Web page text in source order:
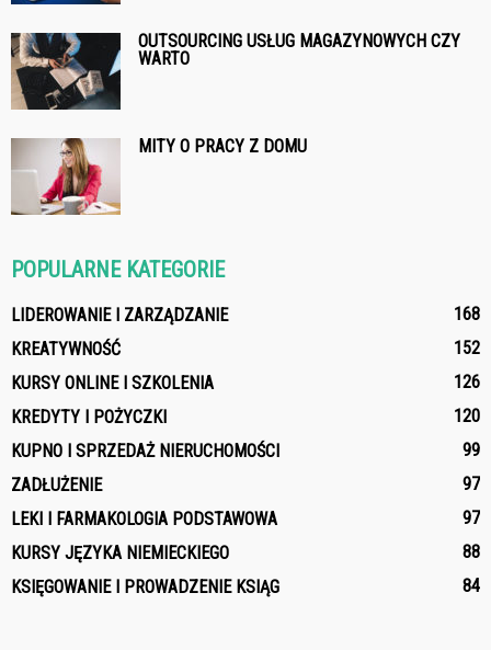
OUTSOURCING USŁUG MAGAZYNOWYCH CZY
WARTO
MITY O PRACY Z DOMU
POPULARNE KATEGORIE
LIDEROWANIE I ZARZĄDZANIE
168
KREATYWNOŚĆ
152
KURSY ONLINE I SZKOLENIA
126
KREDYTY I POŻYCZKI
120
KUPNO I SPRZEDAŻ NIERUCHOMOŚCI
99
ZADŁUŻENIE
97
LEKI I FARMAKOLOGIA PODSTAWOWA
97
KURSY JĘZYKA NIEMIECKIEGO
88
KSIĘGOWANIE I PROWADZENIE KSIĄG
84